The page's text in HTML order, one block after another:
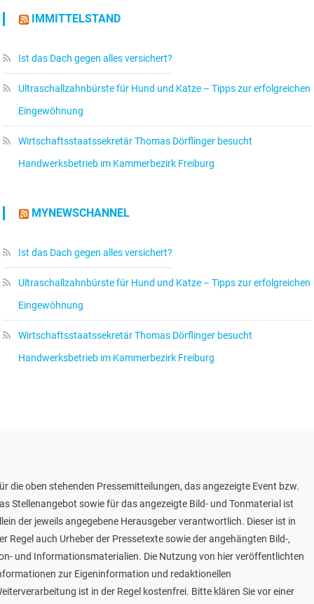
IMMITTELSTAND
Ist das Dach gegen alles versichert?
Ultraschallzahnbürste für Hund und Katze – Tipps zur erfolgreichen
Eingewöhnung
Wirtschaftsstaatssekretär Thomas Dörflinger besucht
Handwerksbetrieb im Kammerbezirk Freiburg
MYNEWSCHANNEL
Ist das Dach gegen alles versichert?
Ultraschallzahnbürste für Hund und Katze – Tipps zur erfolgreichen
Eingewöhnung
Wirtschaftsstaatssekretär Thomas Dörflinger besucht
Handwerksbetrieb im Kammerbezirk Freiburg
die oben stehenden Pressemitteilungen, das angezeigte Event bzw.
Stellenangebot sowie für das angezeigte Bild- und Tonmaterial ist
der jeweils angegebene Herausgeber verantwortlich. Dieser ist in
Regel auch Urheber der Pressetexte sowie der angehängten Bild-,
und Informationsmaterialien. Die Nutzung von hier veröffentlichten
zur Eigeninformation und redaktionellen
ist in der Regel kostenfrei. Bitte klären Sie vor einer